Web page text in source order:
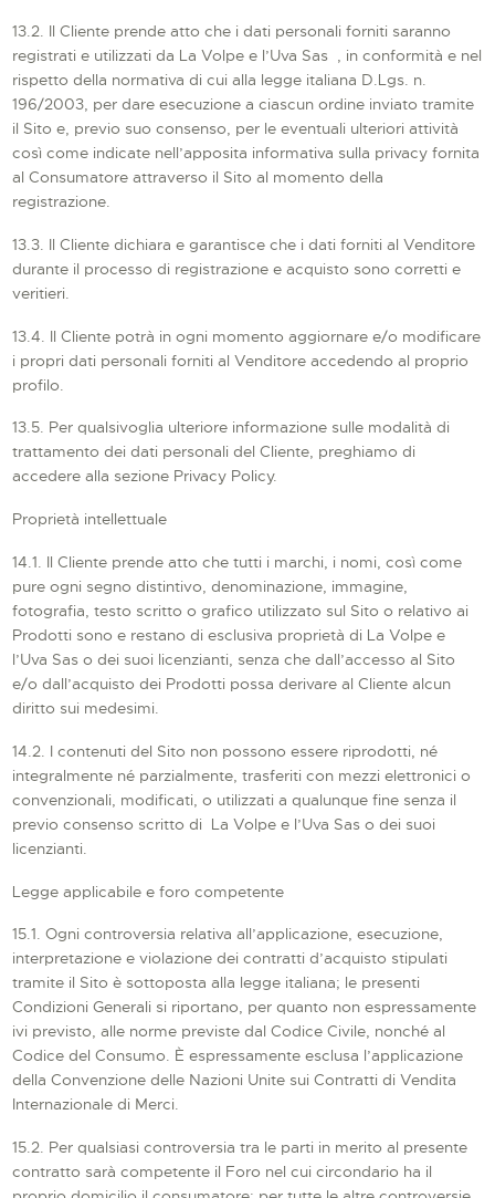
13.2. Il Cliente prende atto che i dati personali forniti saranno
registrati e utilizzati da La Volpe e l’Uva Sas , in conformità e nel
rispetto della normativa di cui alla legge italiana D.Lgs. n.
196/2003, per dare esecuzione a ciascun ordine inviato tramite
il Sito e, previo suo consenso, per le eventuali ulteriori attività
così come indicate nell’apposita informativa sulla privacy fornita
al Consumatore attraverso il Sito al momento della
registrazione.
13.3. Il Cliente dichiara e garantisce che i dati forniti al Venditore
durante il processo di registrazione e acquisto sono corretti e
veritieri.
13.4. Il Cliente potrà in ogni momento aggiornare e/o modificare
i propri dati personali forniti al Venditore accedendo al proprio
profilo.
13.5. Per qualsivoglia ulteriore informazione sulle modalità di
trattamento dei dati personali del Cliente, preghiamo di
accedere alla sezione Privacy Policy.
Proprietà intellettuale
14.1. Il Cliente prende atto che tutti i marchi, i nomi, così come
pure ogni segno distintivo, denominazione, immagine,
fotografia, testo scritto o grafico utilizzato sul Sito o relativo ai
Prodotti sono e restano di esclusiva proprietà di La Volpe e
l’Uva Sas o dei suoi licenzianti, senza che dall’accesso al Sito
e/o dall’acquisto dei Prodotti possa derivare al Cliente alcun
diritto sui medesimi.
14.2. I contenuti del Sito non possono essere riprodotti, né
integralmente né parzialmente, trasferiti con mezzi elettronici o
convenzionali, modificati, o utilizzati a qualunque fine senza il
previo consenso scritto di La Volpe e l’Uva Sas o dei suoi
licenzianti.
Legge applicabile e foro competente
15.1. Ogni controversia relativa all’applicazione, esecuzione,
interpretazione e violazione dei contratti d’acquisto stipulati
tramite il Sito è sottoposta alla legge italiana; le presenti
Condizioni Generali si riportano, per quanto non espressamente
ivi previsto, alle norme previste dal Codice Civile, nonché al
Codice del Consumo. È espressamente esclusa l’applicazione
della Convenzione delle Nazioni Unite sui Contratti di Vendita
Internazionale di Merci.
15.2. Per qualsiasi controversia tra le parti in merito al presente
contratto sarà competente il Foro nel cui circondario ha il